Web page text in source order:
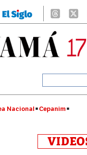
Nacional Cepanim